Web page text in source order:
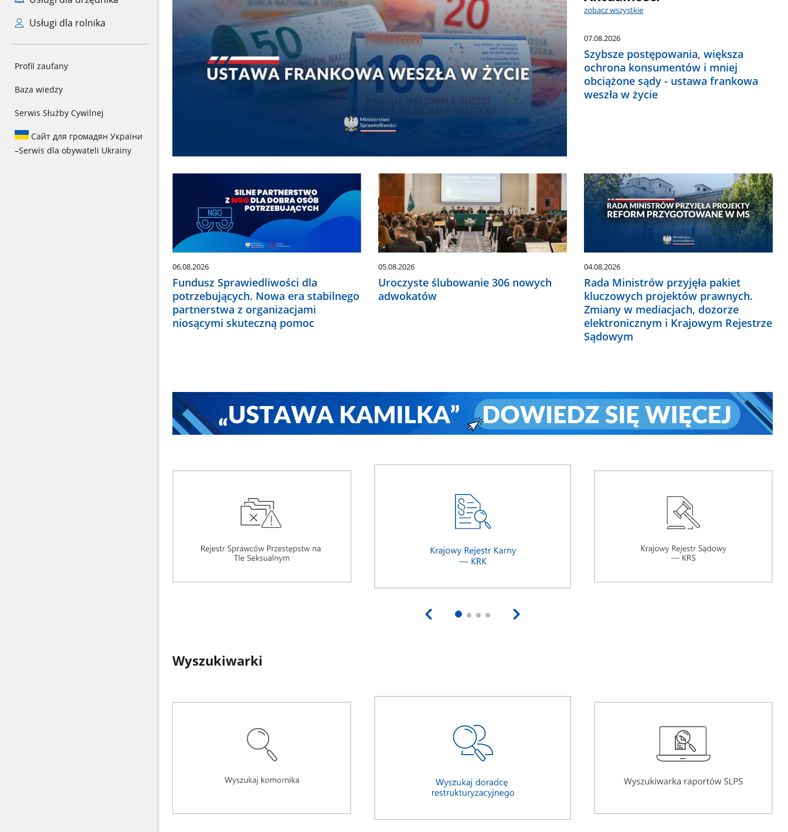
Usługi dla rolnika
Profil zaufany
Baza wiedzy
Serwis Służby Cywilnej
Сайт для громадян України
–Serwis dla obywateli Ukrainy
zobacz wszystkie
07.08.2026
Szybsze postępowania, większa
ochrona konsumentów i mniej
obciążone sądy - ustawa frankowa
weszła w życie
06.08.2026
Fundusz Sprawiedliwości dla
potrzebujących. Nowa era stabilnego
partnerstwa z organizacjami
niosącymi skuteczną pomoc
05.08.2026
Uroczyste ślubowanie 306 nowych
adwokatów
04.08.2026
Rada Ministrów przyjęła pakiet
kluczowych projektów prawnych.
Zmiany w mediacjach, dozorze
elektronicznym i Krajowym Rejestrze
Sądowym
Wyszukiwarki